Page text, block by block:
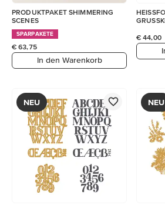
PRODUKTPAKET SHIMMERING
SCENES
SPARPAKETE
€ 63,75
In den Warenkorb
€ 44,00
NEU NEU